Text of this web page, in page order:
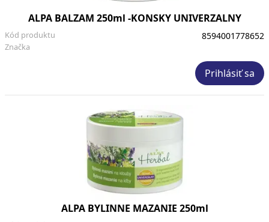
ALPA BALZAM 250ml -KONSKY UNIVERZALNY
Značka
Kód produktu 8594001778652
Prihlásiť sa
ALPA BYLINNE MAZANIE 250ml